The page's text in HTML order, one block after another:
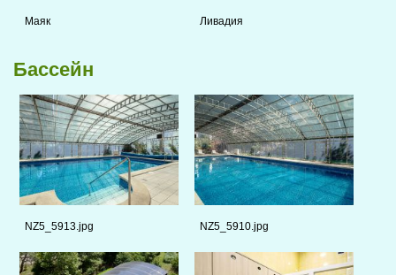
Маяк Ливадия
Бассейн
NZ5_5913.jpg NZ5_5910.jpg